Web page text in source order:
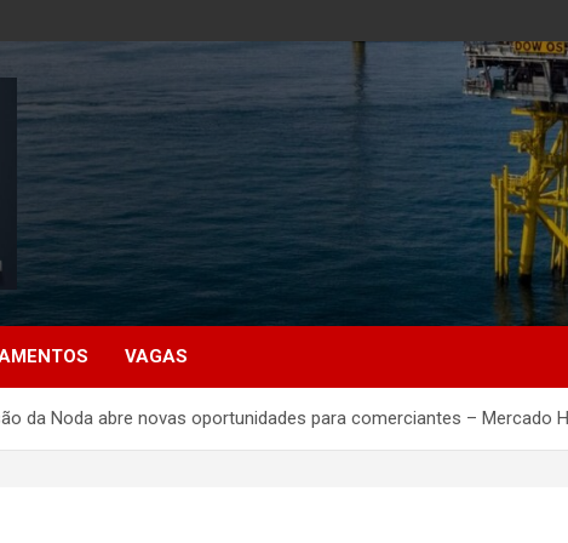
VAGAS
da Noda abre novas oportunidades para comerciantes – Mercado